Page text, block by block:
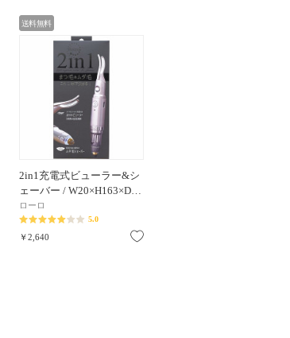
お気に入り
送料無料
2in1充電式ビューラー&シ
ェーバー / W20×H163×D…
ローロ
5.0
￥2,640